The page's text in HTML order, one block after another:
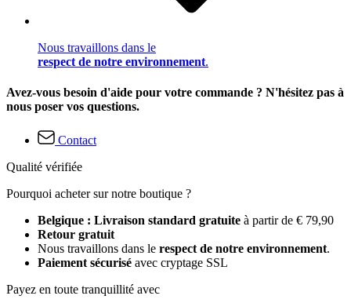
Nous travaillons dans le
respect de notre environnement.
Avez-vous besoin d'aide pour votre commande ? N'hésitez pas à
nous poser vos questions.
Contact
Qualité vérifiée
Pourquoi acheter sur notre boutique ?
Belgique : Livraison standard gratuite à partir de € 79,90
Retour gratuit
Nous travaillons dans le respect de notre environnement.
Paiement sécurisé avec cryptage SSL
Payez en toute tranquillité avec